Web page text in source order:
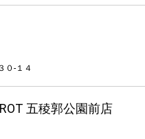
０-１４
五稜郭公園前店